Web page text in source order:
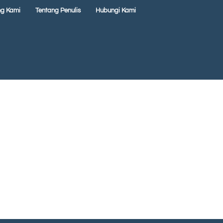
Kami Tentang Penulis Hubungi Kami